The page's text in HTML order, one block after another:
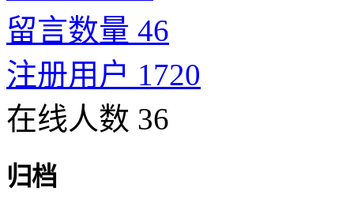
留言数量 46
注册用户 1720
在线人数 36
归档